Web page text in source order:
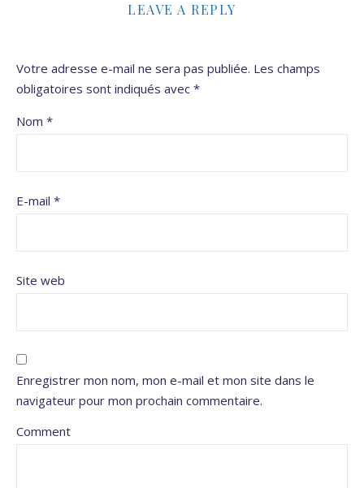
LEAVE A REPLY
Votre adresse e-mail ne sera pas publiée. Les champs
obligatoires sont indiqués avec *
Nom *
E-mail *
Site web
Enregistrer mon nom, mon e-mail et mon site dans le
navigateur pour mon prochain commentaire.
Comment